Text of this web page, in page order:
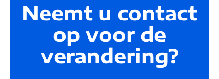
Neemt u contact
op voor de
verandering?